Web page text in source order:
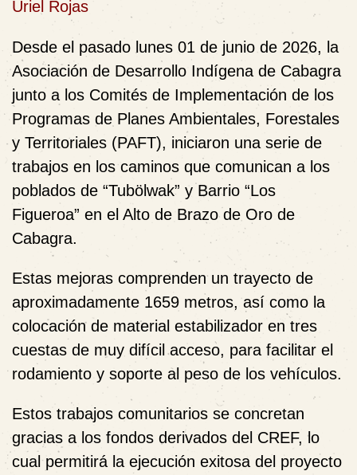
Uriel Rojas
Desde el pasado lunes 01 de junio de 2026, la
Asociación de Desarrollo Indígena de Cabagra
junto a los Comités de Implementación de los
Programas de Planes Ambientales, Forestales
y Territoriales (PAFT), iniciaron una serie de
trabajos en los caminos que comunican a los
poblados de “Tubölwak” y Barrio “Los
Figueroa” en el Alto de Brazo de Oro de
Cabagra.
Estas mejoras comprenden un trayecto de
aproximadamente 1659 metros, así como la
colocación de material estabilizador en tres
cuestas de muy difícil acceso, para facilitar el
rodamiento y soporte al peso de los vehículos.
Estos trabajos comunitarios se concretan
gracias a los fondos derivados del CREF, lo
cual permitirá la ejecución exitosa del proyecto